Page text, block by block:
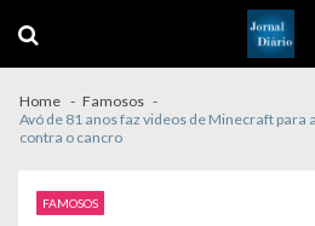
navigation
content
Home
Famosos
Avó de 81 anos faz videos de Minecraft
contra o cancro
FAMOSOS